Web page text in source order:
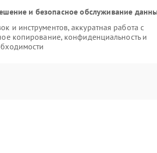
и безопасное обслуживание
и инструментов, аккуратная работа с
копирование, конфиденциальность и